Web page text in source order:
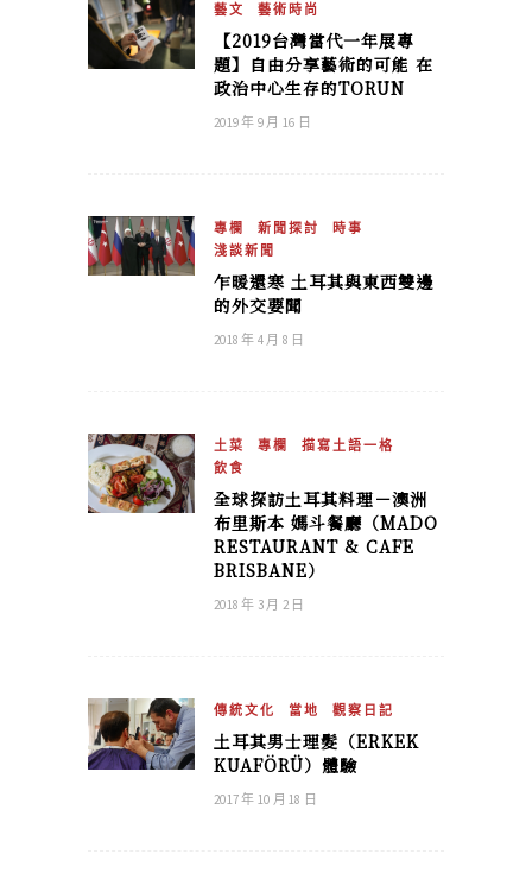
藝文 藝術時尚
【2019台灣當代一年展專
題】自由分享藝術的可能 在
政治中心生存的TORUN
2019 年 9 月 16 日
專欄 新聞探討
時事
淺談新聞
乍暖還寒 土耳其與東西雙邊
的外交要聞
2018 年 4 月 8 日
土菜 專欄
描寫土語一格
飲食
全球探訪土耳其料理－澳洲
布里斯本 媽斗餐廳（MADO
RESTAURANT & CAFE
BRISBANE）
2018 年 3 月 2 日
傳統文化 當地 觀察日記
土耳其男士理髮（ERKEK
KUAFÖRÜ）體驗
2017 年 10 月 18 日